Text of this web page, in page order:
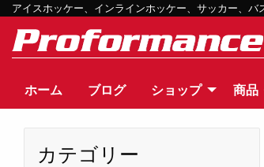
アイスホッケー、インラインホッケー、サッカー、
ホーム ブログ ショップ 商品
カテゴリー